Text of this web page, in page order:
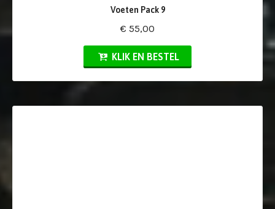
Voeten Pack 9
€ 55,00
KLIK EN BESTEL